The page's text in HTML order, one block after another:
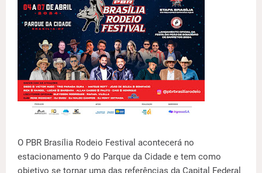
O PBR Brasília Rodeio Festival acontecerá no
estacionamento 9 do Parque da Cidade e tem como
objetivo se tornar uma das referências da Capital Federal